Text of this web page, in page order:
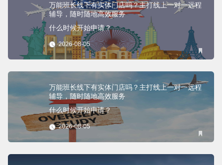
万能班长线下有实体门店吗？主打线上一对一远程
辅导，随时随地高效服务
什么时候开始申请？
2026-08-05
万能班长线下有实体门店吗？主打线上一对一远程
辅导，随时随地高效服务
什么时候开始申请？
2026-08-05